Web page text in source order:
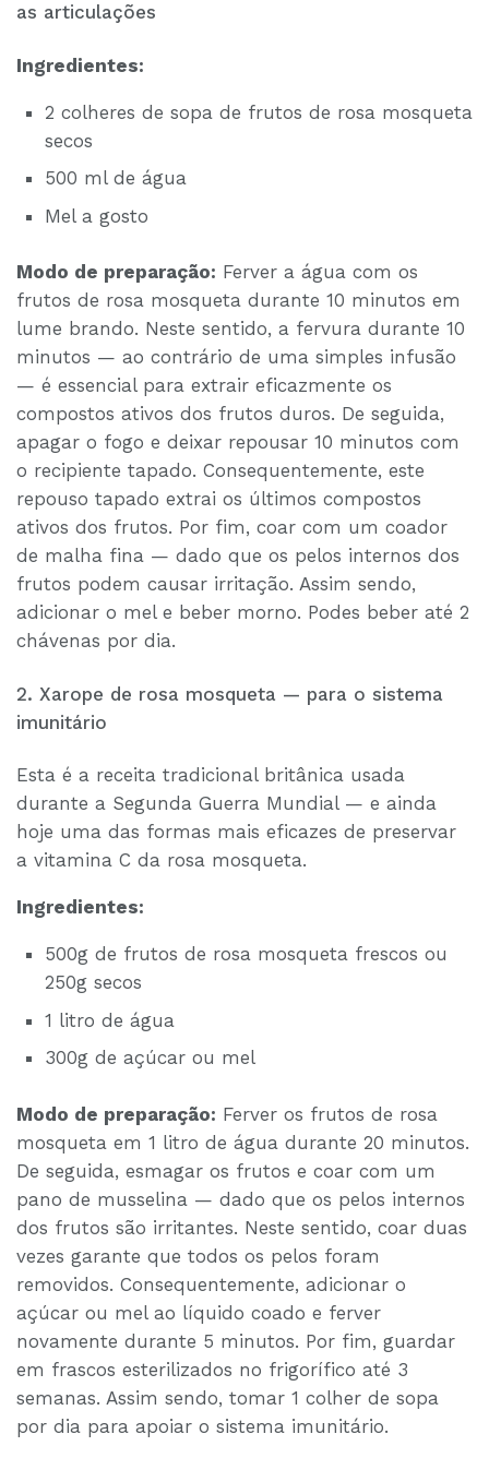
as articulações
Ingredientes:
2 colheres de sopa de frutos de rosa mosqueta
secos
500 ml de água
Mel a gosto
Modo de preparação: Ferver a água com os
frutos de rosa mosqueta durante 10 minutos em
lume brando. Neste sentido, a fervura durante 10
minutos — ao contrário de uma simples infusão
— é essencial para extrair eficazmente os
compostos ativos dos frutos duros. De seguida,
apagar o fogo e deixar repousar 10 minutos com
o recipiente tapado. Consequentemente, este
repouso tapado extrai os últimos compostos
ativos dos frutos. Por fim, coar com um coador
de malha fina — dado que os pelos internos dos
frutos podem causar irritação. Assim sendo,
adicionar o mel e beber morno. Podes beber até 2
chávenas por dia.
2. Xarope de rosa mosqueta — para o sistema
imunitário
Esta é a receita tradicional britânica usada
durante a Segunda Guerra Mundial — e ainda
hoje uma das formas mais eficazes de preservar
a vitamina C da rosa mosqueta.
Ingredientes:
500g de frutos de rosa mosqueta frescos ou
250g secos
1 litro de água
300g de açúcar ou mel
Modo de preparação: Ferver os frutos de rosa
mosqueta em 1 litro de água durante 20 minutos.
De seguida, esmagar os frutos e coar com um
pano de musselina — dado que os pelos internos
dos frutos são irritantes. Neste sentido, coar duas
vezes garante que todos os pelos foram
removidos. Consequentemente, adicionar o
açúcar ou mel ao líquido coado e ferver
novamente durante 5 minutos. Por fim, guardar
em frascos esterilizados no frigorífico até 3
semanas. Assim sendo, tomar 1 colher de sopa
por dia para apoiar o sistema imunitário.